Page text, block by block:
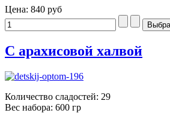
Цена: 840 руб
С арахисовой халвой
Количество сладостей: 29
Вес набора: 600 гр